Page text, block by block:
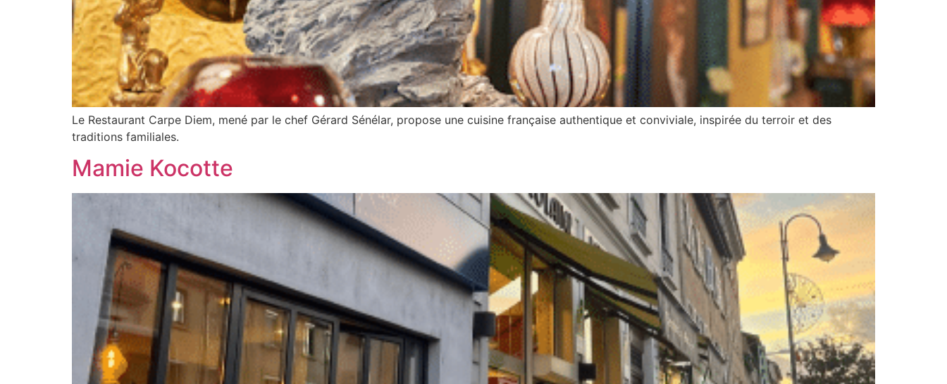
Le Restaurant Carpe Diem, mené par le chef Gérard Sénélar, propose une cuisine française authentique et conviviale, inspirée du terroir et des
traditions familiales.
Mamie Kocotte